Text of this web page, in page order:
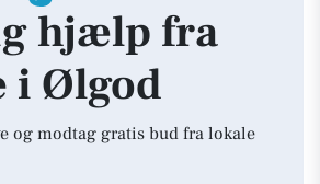
hjælp fra
i Ølgod
og modtag gratis bud fra lokale